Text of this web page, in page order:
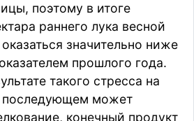
поэтому в итоге
раннего лука весной
значительно ниже
прошлого года.
такого стресса на
последующем может
конечный продукт